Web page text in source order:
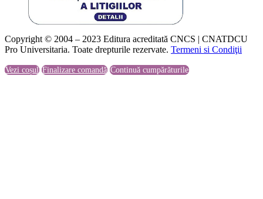
Copyright © 2004 – 2023 Editura acreditată CNCS | CNATDCU
Pro Universitaria. Toate drepturile rezervate. Termeni si Condiţii
Vezi coșul Finalizare comandă Continuă cumpărăturile